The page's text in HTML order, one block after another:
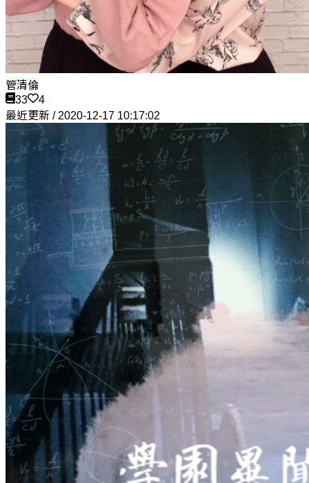
管清倫
33
4
最近更新 / 2020-12-17 10:17:02